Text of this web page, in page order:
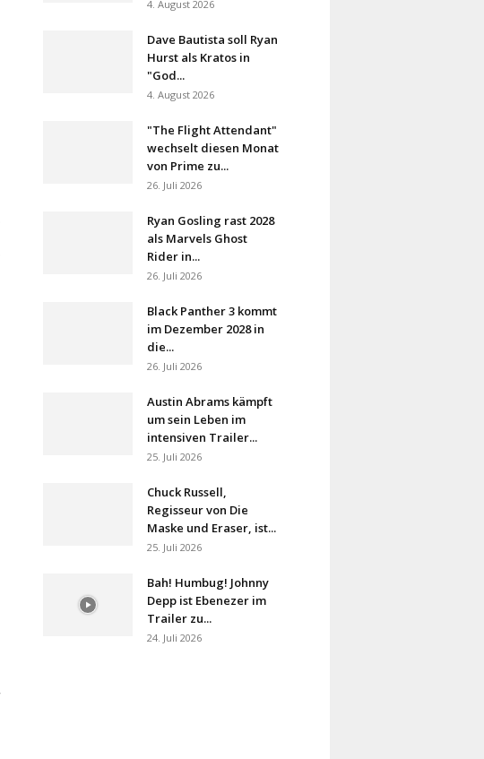
4. August 2026
Dave Bautista soll Ryan
Hurst als Kratos in
"God...
4. August 2026
"The Flight Attendant"
wechselt diesen Monat
von Prime zu...
26. Juli 2026
Ryan Gosling rast 2028
als Marvels Ghost
Rider in...
26. Juli 2026
Black Panther 3 kommt
im Dezember 2028 in
die...
26. Juli 2026
Austin Abrams kämpft
um sein Leben im
intensiven Trailer...
25. Juli 2026
Chuck Russell,
Regisseur von Die
Maske und Eraser, ist...
25. Juli 2026
Bah! Humbug! Johnny
Depp ist Ebenezer im
Trailer zu...
24. Juli 2026